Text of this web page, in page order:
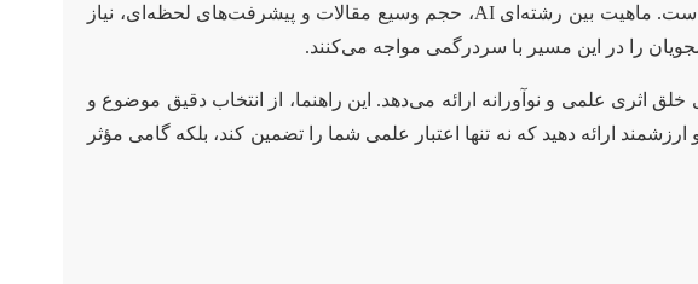
پژوهش در این حوزه، به ویژه نگارش رساله کارشناسی ارشد و دکترا، با چالش‌های منحصر به فردی همراه است. ماهیت بین رشته‌ای AI، حجم وسیع مقالات و پیشرفت‌های لحظه‌ای، نیاز
را در این مسیر با سردرگمی مواجه می‌کنند.
اثری علمی و نوآورانه ارائه می‌دهد. این راهنما، از انتخاب دقیق موضوع و
ارائه دهید که نه تنها اعتبار علمی شما را تضمین کند، بلکه گامی مؤثر